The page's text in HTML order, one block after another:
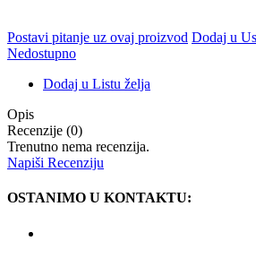
Postavi pitanje uz ovaj proizvod Dodaj u
Nedostupno
Dodaj u Listu želja
Opis
Recenzije (0)
Trenutno nema recenzija.
Napiši Recenziju
OSTANIMO U KONTAKTU: